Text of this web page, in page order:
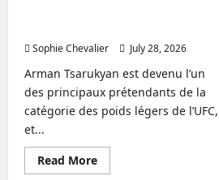
l’âge
Kaia
Gerber
Sophie Chevalier
July 28, 2026
Arman Tsarukyan est devenu l’un
des principaux prétendants de la
catégorie des poids légers de l’UFC,
et...
Read MoreRead
more